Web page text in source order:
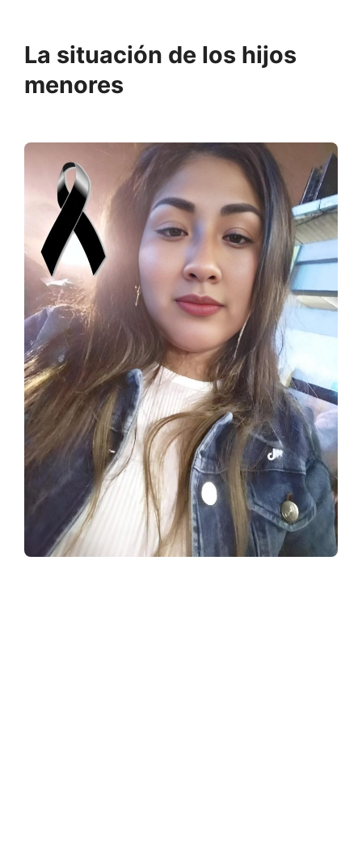
La situación de los hijos
menores